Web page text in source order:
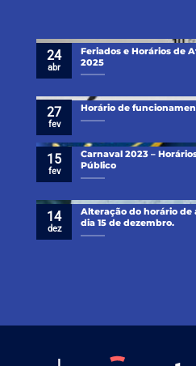
Feriados e Horários de
2025
24
abr
Horário de
27
fev
Carnaval 2023 –
Público
15
fev
Alteração do horário
dia 15 de dezembro.
14
dez